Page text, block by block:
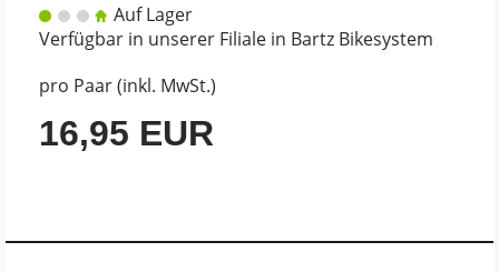
Auf Lager
Verfügbar in unserer Filiale in Bartz Bikesystem
pro Paar (inkl. MwSt.)
16,95 EUR